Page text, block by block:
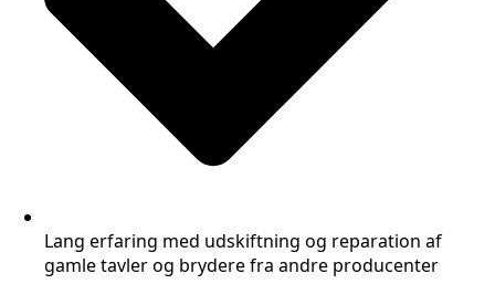
Lang erfaring med udskiftning og reparation af
gamle tavler og brydere fra andre producenter